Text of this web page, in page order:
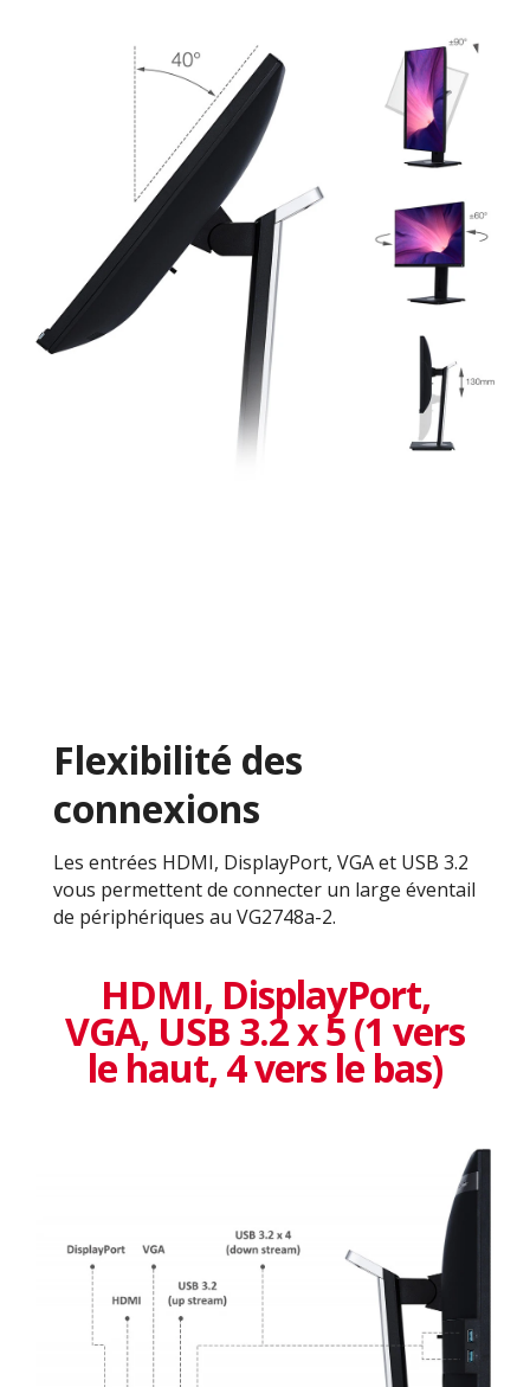
Flexibilité des
connexions
Les entrées HDMI, DisplayPort, VGA et USB 3.2
vous permettent de connecter un large éventail
de périphériques au VG2748a-2.
HDMI, DisplayPort,
VGA, USB 3.2 x 5 (1 vers
le haut, 4 vers le bas)